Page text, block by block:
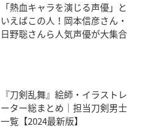
「熱血キャラを演じる声優」と
いえばこの人！岡本信彦さん・
日野聡さんら人気声優が大集合
『刀剣乱舞』絵師・イラストレ
ーター総まとめ｜担当刀剣男士
一覧【2024最新版】